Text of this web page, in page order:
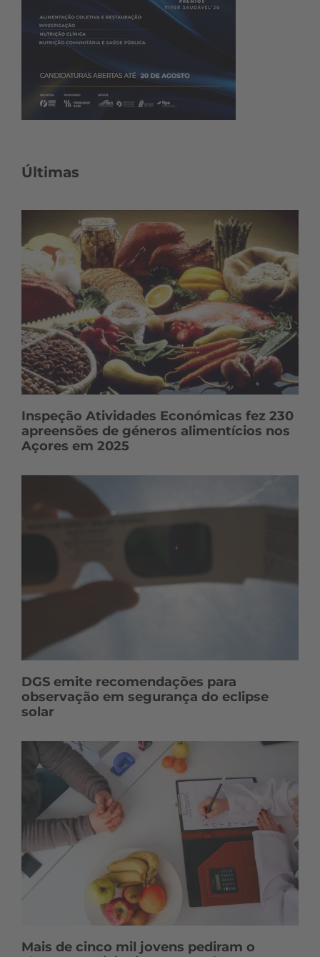
Últimas
Inspeção Atividades Económicas fez 230
apreensões de géneros alimentícios nos
Açores em 2025
DGS emite recomendações para
observação em segurança do eclipse
solar
Mais de cinco mil jovens pediram o